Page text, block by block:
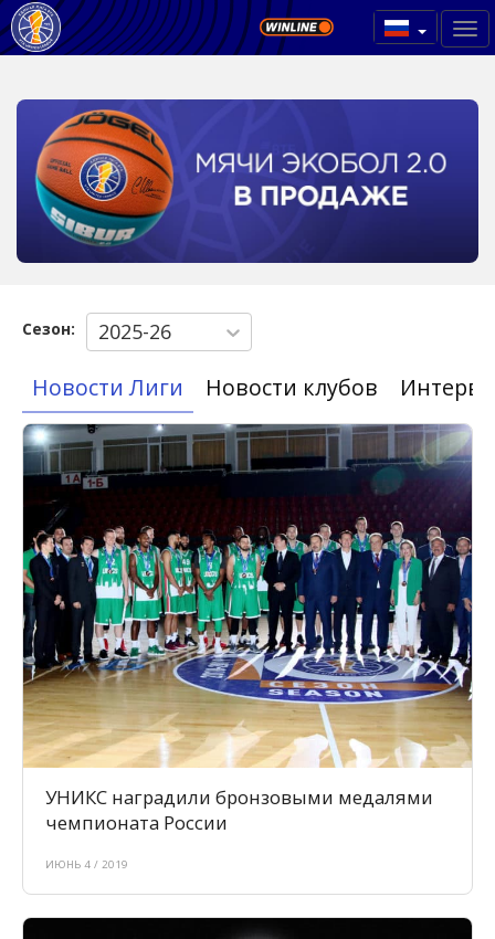
Сезон: 2025-26
Новости Лиги Новости клубов
УНИКС наградили бронзовыми медалями
чемпионата России
ИЮНЬ 4 / 2019